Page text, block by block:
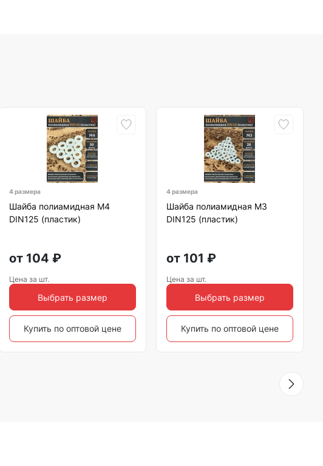
4 размера
Шайба полиамидная М4
DIN125 (пластик)
от 104 ₽
Цена за шт.
Выбрать размер
Купить по оптовой цене
4 размера
Шайба полиамидная М3
DIN125 (пластик)
от 101 ₽
Цена за шт.
Выбрать размер
Купить по оптовой цене